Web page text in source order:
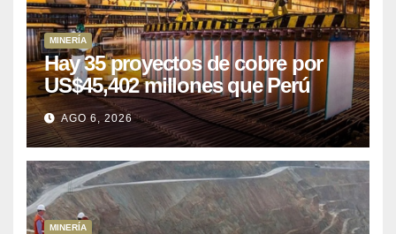
MINERÍA
Hay 35 proyectos de cobre por
US$45,402 millones que Perú
puede aprovechar
AGO 6, 2026
MINERÍA